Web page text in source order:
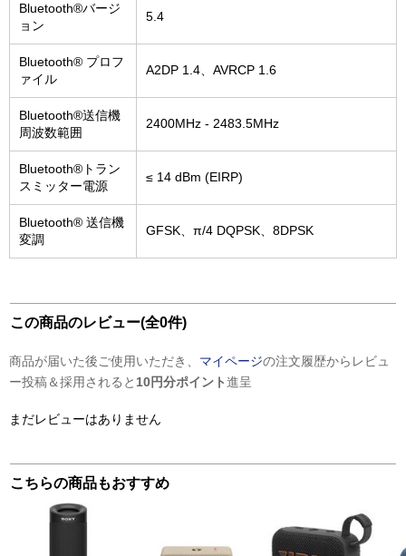
Bluetooth®バージ
ョン
5.4
Bluetooth® プロフ
ァイル
A2DP 1.4、AVRCP 1.6
Bluetooth®送信機
周波数範囲
2400MHz - 2483.5MHz
Bluetooth®トラン
スミッター電源
≤ 14 dBm (EIRP)
Bluetooth® 送信機
変調
GFSK、π/4 DQPSK、8DPSK
この商品のレビュー(全0件)
商品が届いた後ご使用いただき、 マイページの注文履歴からレビュ
ー投稿＆採用されると 10円分ポイント進呈
まだレビューはありません
こちらの商品もおすすめ